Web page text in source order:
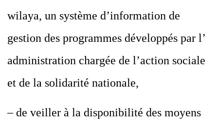
wilaya, un système d’information de
gestion des programmes développés par l’
administration chargée de l’action sociale
et de la solidarité nationale,
– de veiller à la disponibilité des moyens